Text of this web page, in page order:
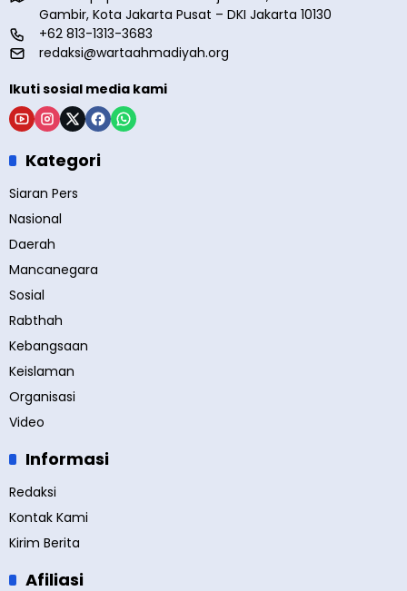
Gambir, Kota Jakarta Pusat – DKI Jakarta 10130
+62 813-1313-3683
redaksi@wartaahmadiyah.org
Ikuti sosial media kami
Kategori
Siaran Pers
Nasional
Daerah
Mancanegara
Sosial
Rabthah
Kebangsaan
Keislaman
Organisasi
Video
Informasi
Redaksi
Kontak Kami
Kirim Berita
Afiliasi